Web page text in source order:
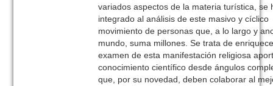
variados aspectos de la materia turística, se
integrado al análisis de este masivo y cíclico
movimiento de personas que, a lo largo y
mundo, suma millones. Se trata de
examen de esta manifestación religiosa
conocimiento científico desde ángulos
que, por su novedad, deben colaborar al